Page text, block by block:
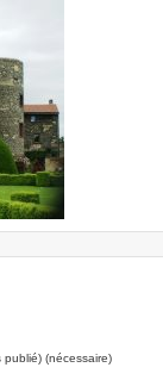
publié) (nécessaire)